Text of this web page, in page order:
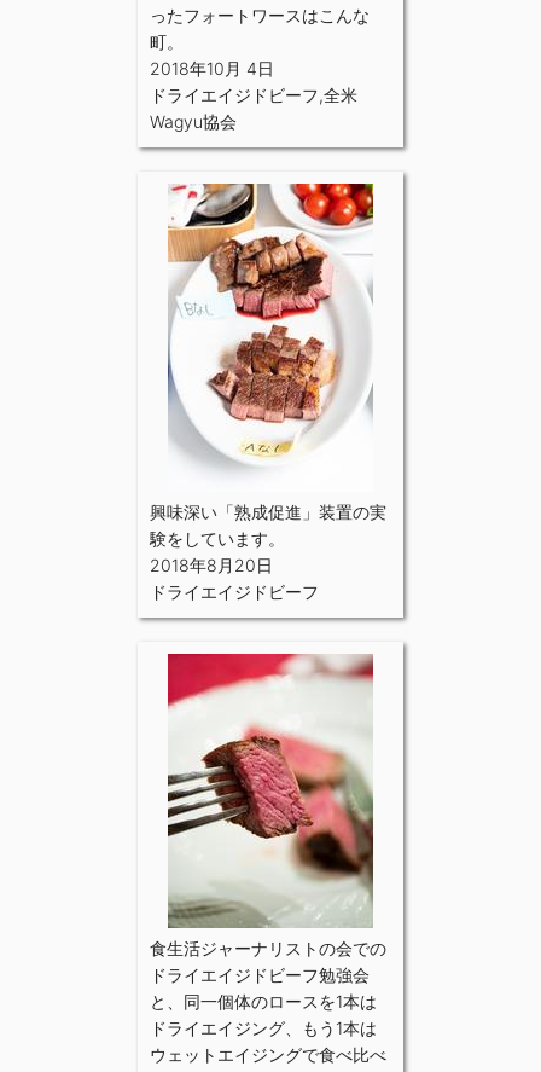
ったフォートワースはこんな
町。
2018年10月 4日
ドライエイジドビーフ,全米
Wagyu協会
興味深い「熟成促進」装置の実
験をしています。
2018年8月20日
ドライエイジドビーフ
食生活ジャーナリストの会での
ドライエイジドビーフ勉強会
と、同一個体のロースを1本は
ドライエイジング、もう1本は
ウェットエイジングで食べ比べ